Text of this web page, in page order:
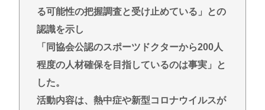
る可能性の把握調査と受け止めている」との
認識を示し
「同協会公認のスポーツドクターから200人
程度の人材確保を目指しているのは事実」と
した。
活動内容は、熱中症や新型コロナウイルスが